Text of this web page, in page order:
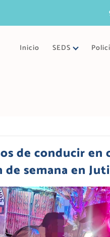
Inicio SEDS
de conducir
semana en